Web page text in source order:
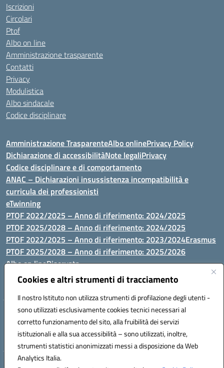
Cookies e altri strumenti di tracciamento
Il nostro Istituto non utilizza strumenti di profilazione degli utenti -
sono utilizzati esclusivamente cookies tecnici necessari al
corretto funzionamento del sito, alla fruibilità dei servizi
istituzionali e alla sua accessibilità – sono utilizzati, inoltre,
strumenti statistici anonimizzati messi a disposizione da Web
Analytics Italia.
Iscrizioni
Circolari
Ptof
Albo on line
Amministrazione trasparente
Contatti
Privacy
Modulistica
Albo sindacale
Codice disciplinare
Amministrazione TrasparenteAlbo onlinePrivacy Policy
Dichiarazione di accessibilitàNote legaliPrivacy
Codice disciplinare e di comportamento
ANAC – Dichiarazioni insussistenza incompatibilità e
curricula dei professionisti
eTwinning
PTOF 2022/2025 – Anno di riferimento: 2024/2025
PTOF 2025/2028 – Anno di riferimento: 2024/2025
PTOF 2022/2025 – Anno di riferimento: 2023/2024Erasmus
PTOF 2025/2028 – Anno di riferimento: 2025/2026
Albo on lineRiservata
P.N. Dotazione di attrezzature per le palestre
Via Luna e Sole, 44 07100, Sassari - Tel 079293287 - Fax 0793764116
- Mail: ssvc010009@istruzione.it - PEC: ssvc010009@pec.istruzione.it
- C.F. / P.IVA Convitto 80000150906 - C.F. Scuole 92073300904
Hosting & Powered by 3D Solution S.r.l.